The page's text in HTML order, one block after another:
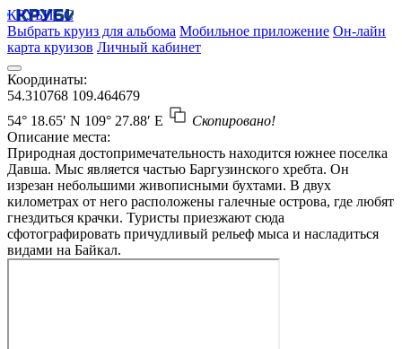
КРУБИСС
Выбрать круиз для альбома Мобильное приложение Он-лайн
карта круизов Личный кабинет
Координаты:
54.310768 109.464679
54° 18.65′ N 109° 27.88′ E
Скопировано!
Описание места:
Природная достопримечательность находится южнее поселка
Давша. Мыс является частью Баргузинского хребта. Он
изрезан небольшими живописными бухтами. В двух
километрах от него расположены галечные острова, где любят
гнездиться крачки. Туристы приезжают сюда
сфотографировать причудливый рельеф мыса и насладиться
видами на Байкал.